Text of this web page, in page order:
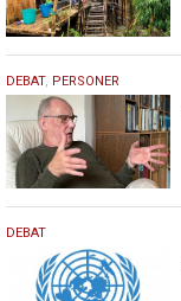
16.
februar
2023
DEBAT, PERSONER
19.
oktober
2019
DEBAT